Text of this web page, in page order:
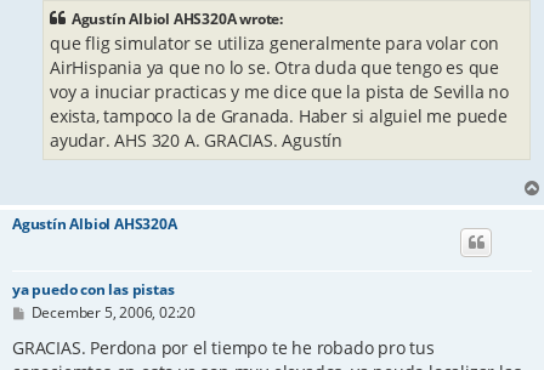
Agustín Albiol AHS320A wrote:
que flig simulator se utiliza generalmente para volar con
AirHispania ya que no lo se. Otra duda que tengo es que
voy a inuciar practicas y me dice que la pista de Sevilla no
exista, tampoco la de Granada. Haber si alguiel me puede
ayudar. AHS 320 A. GRACIAS. Agustín
Agustín Albiol AHS320A
ya puedo con las pistas
P
s
December 5, 2006, 02:20
GRACIAS. Perdona por el tiempo te he robado pro tus